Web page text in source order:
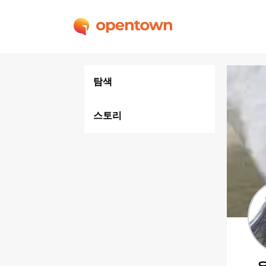
탐색
스토리